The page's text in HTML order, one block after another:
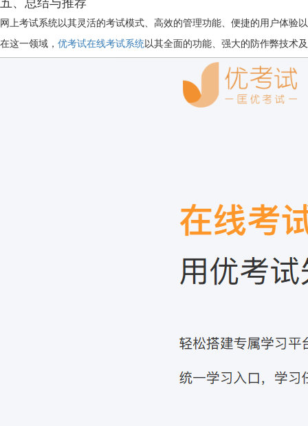
网上考试系统以其灵活的考试模式、高效的管理功能、便捷的用户体验
在这一领域， 优考试在线考试系统以其全面的功能、强大的防作弊技术